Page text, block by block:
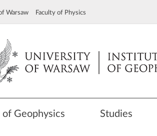
Warsaw Faculty of Physics
of Geophysics Studies